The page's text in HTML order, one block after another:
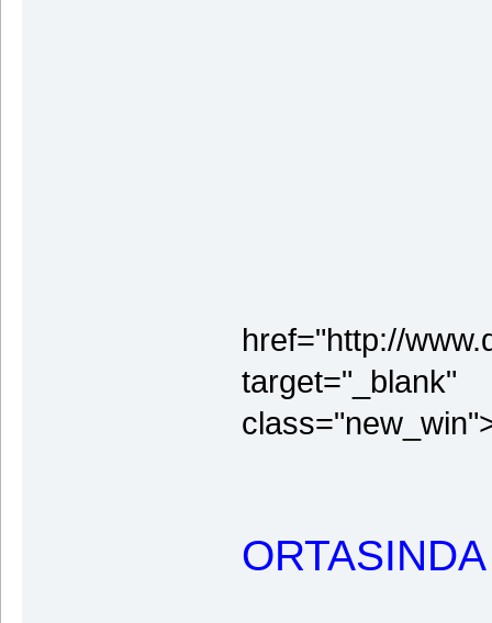
href="http://
target="_blank"